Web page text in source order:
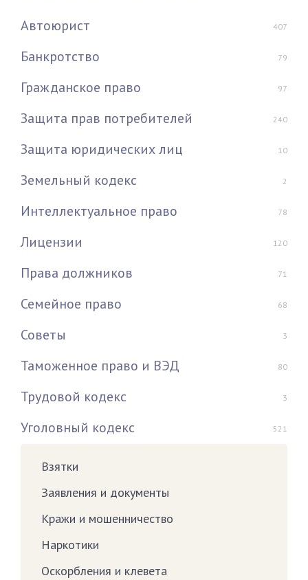
Автоюрист 407
Банкротство 79
Гражданское право 97
Защита прав потребителей 240
Защита юридических лиц 10
Земельный кодекс 2
Интеллектуальное право 78
Лицензии 120
Права должников 71
Семейное право 68
Советы 3
Таможенное право и ВЭД 80
Трудовой кодекс 3
Уголовный кодекс 521
Взятки
Заявления и документы
Кражи и мошенничество
Наркотики
Оскорбления и клевета